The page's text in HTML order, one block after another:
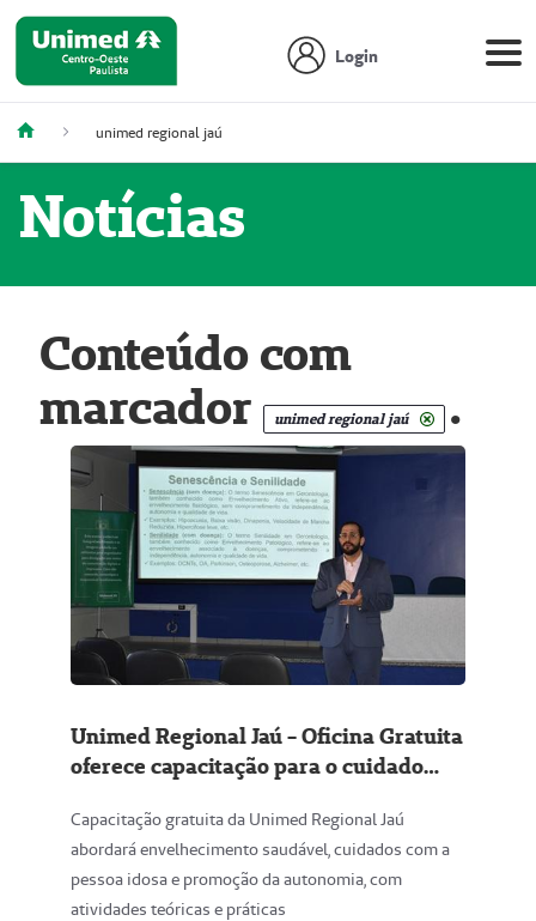
Login
unimed regional jaú
Notícias
Conteúdo com
marcador
unimed regional jaú .
Unimed Regional Jaú - Oficina Gratuita
oferece capacitação para o cuidado
Capacitação gratuita da Unimed Regional Jaú
abordará envelhecimento saudável, cuidados com a
pessoa idosa e promoção da autonomia, com
atividades teóricas e práticas